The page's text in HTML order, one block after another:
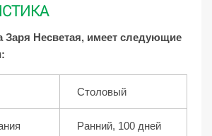
Заря Несветая, имеет следующие
Столовый
Ранний, 100 дней